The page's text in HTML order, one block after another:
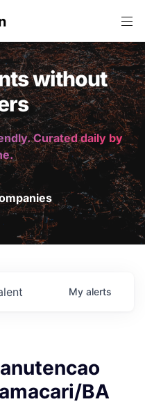
without
Curated daily by
My alerts
BA